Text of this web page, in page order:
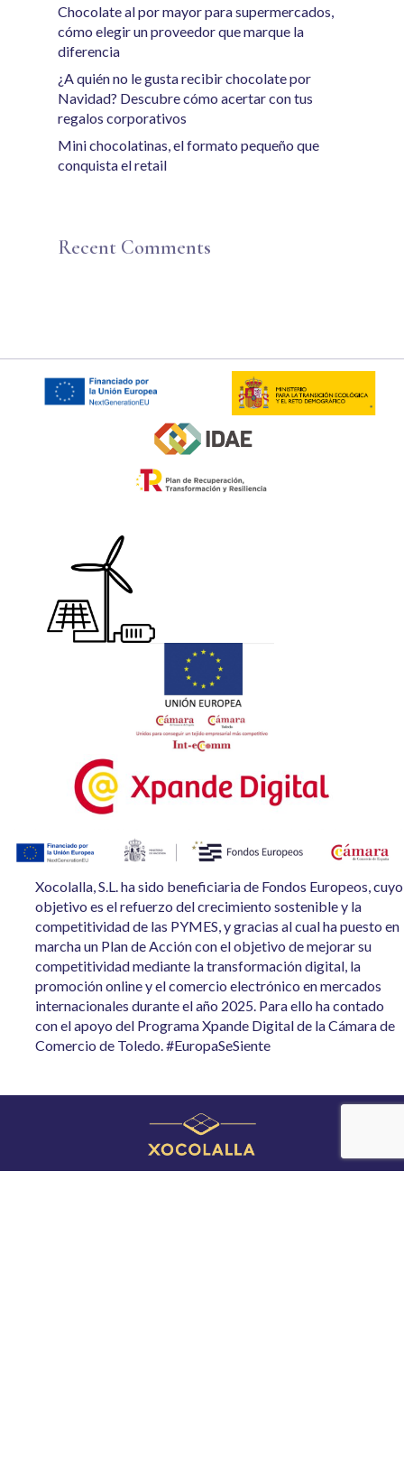
Chocolate al por mayor para supermercados,
cómo elegir un proveedor que marque la
diferencia
¿A quién no le gusta recibir chocolate por
Navidad? Descubre cómo acertar con tus
regalos corporativos
Mini chocolatinas, el formato pequeño que
conquista el retail
Recent Comments
Xocolalla, S.L. ha sido beneficiaria de Fondos Europeos, cuyo
objetivo es el refuerzo del crecimiento sostenible y la
competitividad de las PYMES, y gracias al cual ha puesto en
marcha un Plan de Acción con el objetivo de mejorar su
competitividad mediante la transformación digital, la
promoción online y el comercio electrónico en mercados
internacionales durante el año 2025. Para ello ha contado
con el apoyo del Programa Xpande Digital de la Cámara de
Comercio de Toledo. #EuropaSeSiente